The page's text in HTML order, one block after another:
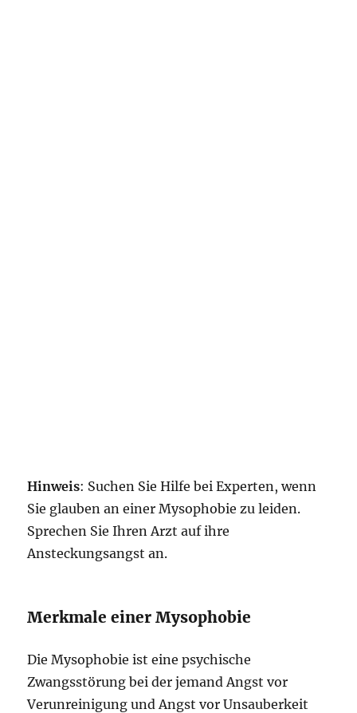
Hinweis: Suchen Sie Hilfe bei Experten, wenn
Sie glauben an einer Mysophobie zu leiden.
Sprechen Sie Ihren Arzt auf ihre
Ansteckungsangst an.
Merkmale einer Mysophobie
Die Mysophobie ist eine psychische
Zwangsstörung bei der jemand Angst vor
Verunreinigung und Angst vor Unsauberkeit